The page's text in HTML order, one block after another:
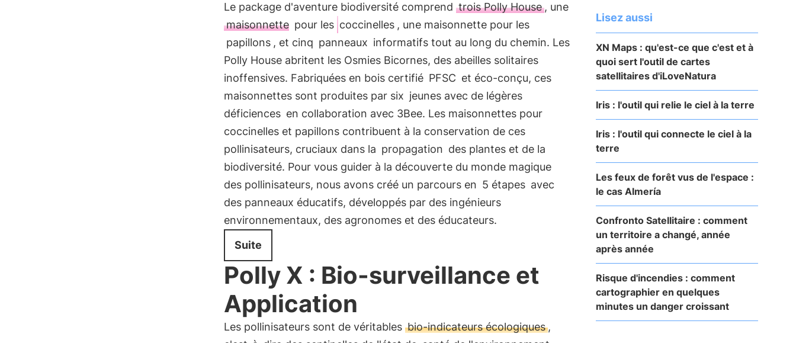
Le package d'aventure biodiversité comprend trois Polly House, une
maisonnette pour les coccinelles , une maisonnette pour les
papillons , et cinq panneaux informatifs tout au long du chemin. Les
Polly House abritent les Osmies Bicornes, des abeilles solitaires
inoffensives. Fabriquées en bois certifié PFSC et éco-conçu, ces
maisonnettes sont produites par six jeunes avec de légères
déficiences en collaboration avec 3Bee. Les maisonnettes pour
coccinelles et papillons contribuent à la conservation de ces
pollinisateurs, cruciaux dans la propagation des plantes et de la
biodiversité. Pour vous guider à la découverte du monde magique
des pollinisateurs, nous avons créé un parcours en 5 étapes avec
des panneaux éducatifs, développés par des ingénieurs
environnementaux, des agronomes et des éducateurs.
Suite
Polly X : Bio-surveillance et
Application
Les pollinisateurs sont de véritables bio-indicateurs écologiques,
Lisez aussi
XN Maps : qu'est-ce que c'est et à
quoi sert l'outil de cartes
satellitaires d'iLoveNatura
Iris : l'outil qui relie le ciel à la terre
Iris : l'outil qui connecte le ciel à la
terre
Les feux de forêt vus de l'espace :
le cas Almería
Confronto Satellitaire : comment
un territoire a changé, année
après année
Risque d'incendies : comment
cartographier en quelques
minutes un danger croissant